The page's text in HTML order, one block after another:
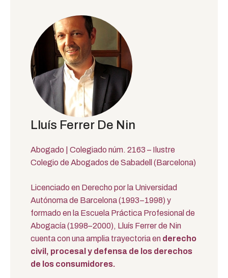
Lluís Ferrer De Nin
Abogado | Colegiado núm. 2163 – Ilustre
Colegio de Abogados de Sabadell (Barcelona)
Licenciado en Derecho por la Universidad
Autónoma de Barcelona (1993–1998) y
formado en la Escuela Práctica Profesional de
Abogacía (1998–2000), Lluís Ferrer de Nin
cuenta con una amplia trayectoria en derecho
civil, procesal y defensa de los derechos
de los consumidores.